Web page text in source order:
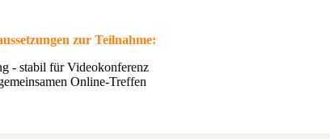
zur Teilnahme:
- stabil für Videokonferenz
Online-Treffen